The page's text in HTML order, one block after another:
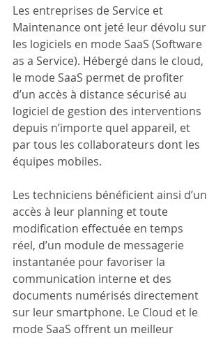
Les entreprises de Service et
Maintenance ont jeté leur dévolu sur
les logiciels en mode SaaS (Software
as a Service). Hébergé dans le cloud,
le mode SaaS permet de profiter
d’un accès à distance sécurisé au
logiciel de gestion des interventions
depuis n’importe quel appareil, et
par tous les collaborateurs dont les
équipes mobiles.
Les techniciens bénéficient ainsi d’un
accès à leur planning et toute
modification effectuée en temps
réel, d’un module de messagerie
instantanée pour favoriser la
communication interne et des
documents numérisés directement
sur leur smartphone. Le Cloud et le
mode SaaS offrent un meilleur